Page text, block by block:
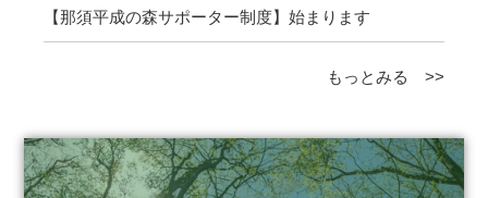
【那須平成の森サポーター制度】始まります
もっとみる >>